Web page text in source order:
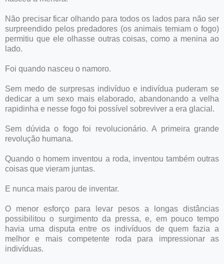
Não precisar ficar olhando para todos os lados para não ser
surpreendido pelos predadores (os animais temiam o fogo)
permitiu que ele olhasse outras coisas, como a menina ao
lado.
Foi quando nasceu o namoro.
Sem medo de surpresas indivíduo e indivídua puderam se
dedicar a um sexo mais elaborado, abandonando a velha
rapidinha e nesse fogo foi possível sobreviver a era glacial.
Sem dúvida o fogo foi revolucionário. A primeira grande
revolução humana.
Quando o homem inventou a roda, inventou também outras
coisas que vieram juntas.
E nunca mais parou de inventar.
O menor esforço para levar pesos a longas distâncias
possibilitou o surgimento da pressa, e, em pouco tempo
havia uma disputa entre os indivíduos de quem fazia a
melhor e mais competente roda para impressionar as
indivíduas.